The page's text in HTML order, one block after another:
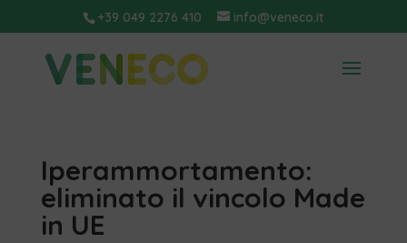
+39 049 2276 410 info@veneco.it
Iperammortamento:
eliminato il vincolo Made
in UE